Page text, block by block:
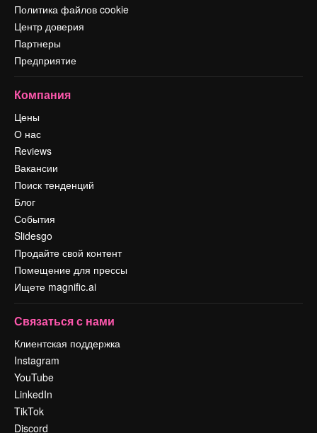
Политика файлов cookie
Центр доверия
Партнеры
Предприятие
Компания
Цены
О нас
Reviews
Вакансии
Поиск тенденций
Блог
События
Slidesgo
Продайте свой контент
Помещение для прессы
Ищете magnific.ai
Связаться с нами
Клиентская поддержка
Instagram
YouTube
LinkedIn
TikTok
Discord